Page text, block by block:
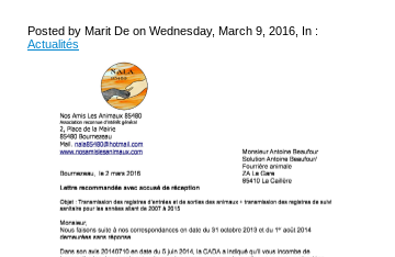
Posted by Marit De on Wednesday, March 9, 2016, In :
Actualités